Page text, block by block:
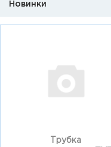
Новинки
Трубка